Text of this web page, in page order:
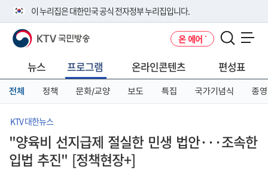
이 누리집은 대한민국 공식 전자정부 누리집입니다.
공식 누리집 주소 확인하기
니다.
이밖에 or.kr 또는 .kr등 다른 도메인 주소를 사용하고 있다면 아래 URL에
서 도메인 주소를 확인해 보세요
KTV 국민방송 온 에어
뉴스 프로그램 온라인콘텐츠 편성표
전체 정책 문화/교양 보도 특집 국가기념식 종영
KTV 대한뉴스
"양육비 선지급제 절실한 민생 법안···조속한
입법 추진" [정책현장+]